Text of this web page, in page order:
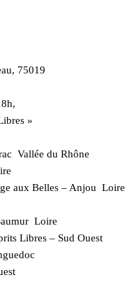
75019
»
Vallée du Rhône
aux Belles – Anjou Loire
Loire
Libres – Sud Ouest